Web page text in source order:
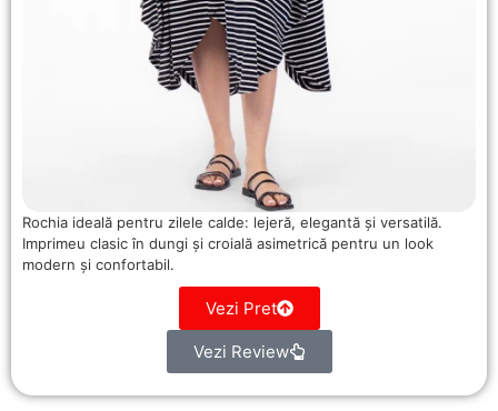
Rochia ideală pentru zilele calde: lejeră, elegantă și versatilă.
Imprimeu clasic în dungi și croială asimetrică pentru un look
modern și confortabil.
Vezi Pret
Vezi Review